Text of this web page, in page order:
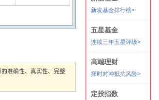
准确性、真实性、完整